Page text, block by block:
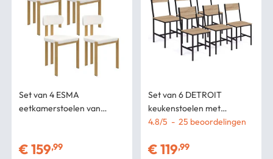
Set van 4 ESMA
eetkamerstoelen van
€159,99
Set van 6 DETROIT
keukenstoelen met
industrieel ontwerp
4.8/5 - 25 beoordelingen
€119,99